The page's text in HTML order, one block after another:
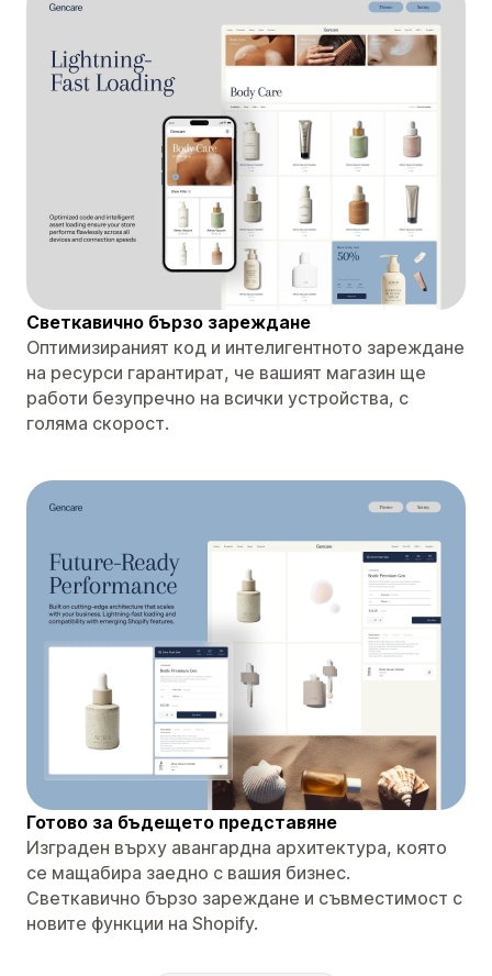
Светкавично бързо зареждане
Оптимизираният код и интелигентното зареждане
на ресурси гарантират, че вашият магазин ще
работи безупречно на всички устройства, с
голяма скорост.
Готово за бъдещето представяне
Изграден върху авангардна архитектура, която
се мащабира заедно с вашия бизнес.
Светкавично бързо зареждане и съвместимост с
новите функции на Shopify.